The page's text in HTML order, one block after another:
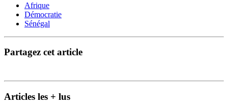
Afrique
Démocratie
Sénégal
Partagez cet article
Articles les + lus